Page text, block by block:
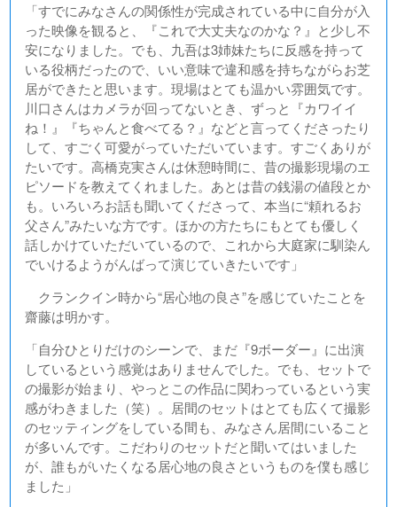
「すでにみなさんの関係性が完成されている中に自分が入
った映像を観ると、『これで大丈夫なのかな？』と少し不
安になりました。でも、九吾は3姉妹たちに反感を持って
いる役柄だったので、いい意味で違和感を持ちながらお芝
居ができたと思います。現場はとても温かい雰囲気です。
川口さんはカメラが回ってないとき、ずっと『カワイイ
ね！』『ちゃんと食べてる？』などと言ってくださったり
して、すごく可愛がっていただいています。すごくありが
たいです。高橋克実さんは休憩時間に、昔の撮影現場のエ
ピソードを教えてくれました。あとは昔の銭湯の値段とか
も。いろいろお話も聞いてくださって、本当に“頼れるお
父さん”みたいな方です。ほかの方たちにもとても優しく
話しかけていただいているので、これから大庭家に馴染ん
でいけるようがんばって演じていきたいです」
クランクイン時から“居心地の良さ”を感じていたことを
齋藤は明かす。
「自分ひとりだけのシーンで、まだ『9ボーダー』に出演
しているという感覚はありませんでした。でも、セットで
の撮影が始まり、やっとこの作品に関わっているという実
感がわきました（笑）。居間のセットはとても広くて撮影
のセッティングをしている間も、みなさん居間にいること
が多いんです。こだわりのセットだと聞いてはいました
が、誰もがいたくなる居心地の良さというものを僕も感じ
ました」